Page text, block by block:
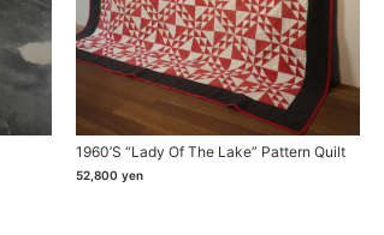
1960’s “Lady Of The Lake” Pattern Quilt
52,800 yen